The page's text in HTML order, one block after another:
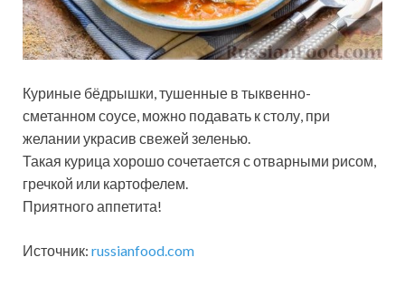
Куриные бёдрышки, тушенные в тыквенно-
сметанном соусе, можно подавать к столу, при
желании украсив свежей зеленью.
Такая курица хорошо сочетается с отварными рисом,
гречкой или картофелем.
Приятного аппетита!
Источник: russianfood.com